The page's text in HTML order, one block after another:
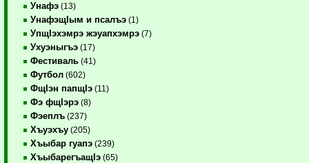
Унафэ (13)
УнафэщIым и псалъэ (1)
УпщIэхэмрэ жэуапхэмрэ (7)
Ухуэныгъэ (17)
Фестиваль (41)
Футбол (602)
ФщIэн папщIэ (11)
Фэ фщIэрэ (8)
Фэеплъ (237)
Хъуэхъу (205)
Хъыбар гуапэ (239)
ХъыбарегъащIэ (65)